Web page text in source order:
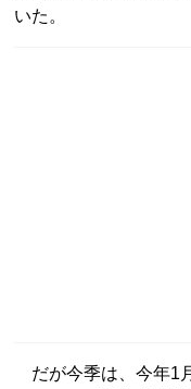
いた。
だが今季は、今年1